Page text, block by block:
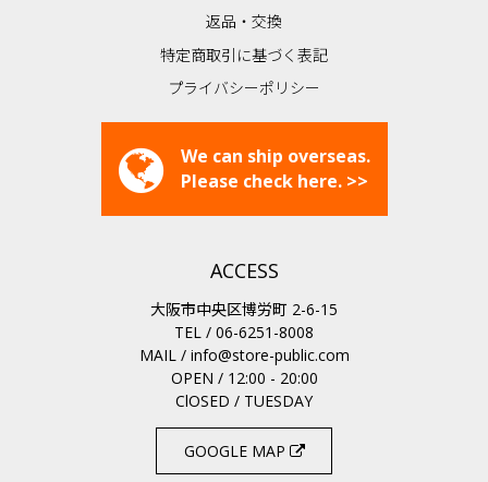
返品・交換
特定商取引に基づく表記
プライバシーポリシー
We can ship overseas.
Please check here. >>
ACCESS
大阪市中央区博労町 2-6-15
TEL / 06-6251-8008
MAIL / info@store-public.com
OPEN / 12:00 - 20:00
ClOSED / TUESDAY
GOOGLE MAP